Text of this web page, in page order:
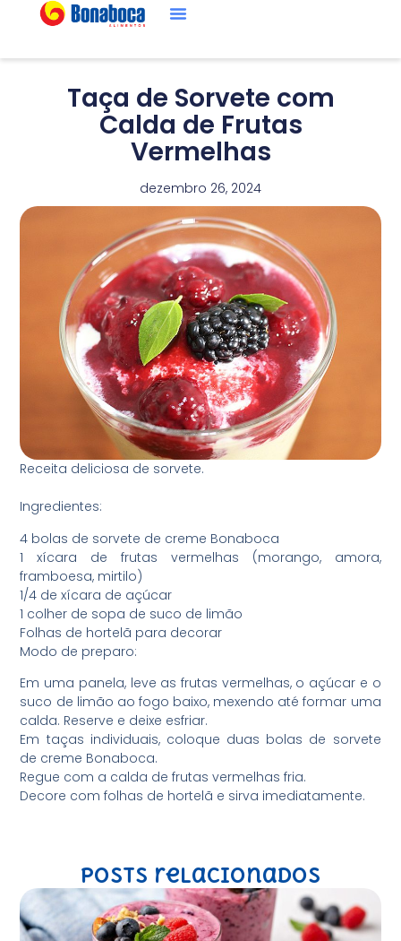
Taça de Sorvete com
Calda de Frutas
Vermelhas
dezembro 26, 2024
Receita deliciosa de sorvete.
Ingredientes:
4 bolas de sorvete de creme Bonaboca
1 xícara de frutas vermelhas (morango, amora,
framboesa, mirtilo)
1/4 de xícara de açúcar
1 colher de sopa de suco de limão
Folhas de hortelã para decorar
Modo de preparo:
Em uma panela, leve as frutas vermelhas, o açúcar e o
suco de limão ao fogo baixo, mexendo até formar uma
calda. Reserve e deixe esfriar.
Em taças individuais, coloque duas bolas de sorvete
de creme Bonaboca.
Regue com a calda de frutas vermelhas fria.
Decore com folhas de hortelã e sirva imediatamente.
Posts relacionados